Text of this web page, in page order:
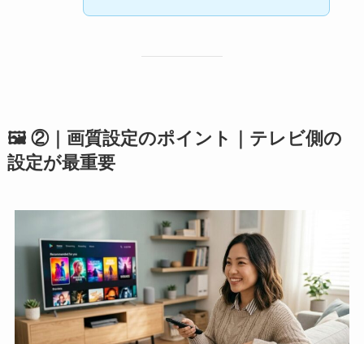
🖼️ ②｜画質設定のポイント｜テレビ側の
設定が最重要